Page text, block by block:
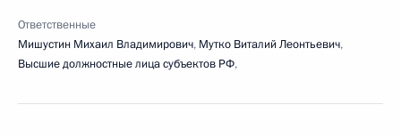
Ответственные
Мишустин Михаил Владимирович, Мутко Виталий Леонтьевич,
Высшие должностные лица субъектов РФ,